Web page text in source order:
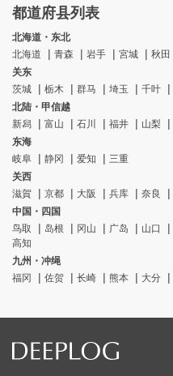
都道府县列表
北海道・东北
北海道
青森 岩手 宮城 秋田
关东
茨城
栃木 群马 埼玉 千叶
北陆・甲信越
新舄
富山 石川 福井 山梨
东海
岐阜
静冈 爱知
三重
关西
滋賀
京都 大阪 兵库 奈良
中国・四国
鸟取
岛根 冈山 广岛 山口
高知
九州・冲绳
福冈
佐贺 长崎 熊本 大分